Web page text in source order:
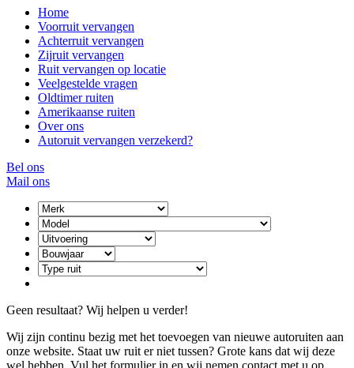
Home
Voorruit vervangen
Achterruit vervangen
Zijruit vervangen
Ruit vervangen op locatie
Veelgestelde vragen
Oldtimer ruiten
Amerikaanse ruiten
Over ons
Autoruit vervangen verzekerd?
Bel ons
Mail ons
Geen resultaat? Wij helpen u verder!
Wij zijn continu bezig met het toevoegen van nieuwe autoruiten aan
onze website. Staat uw ruit er niet tussen? Grote kans dat wij deze
wel hebben. Vul het formulier in en wij nemen contact met u op.